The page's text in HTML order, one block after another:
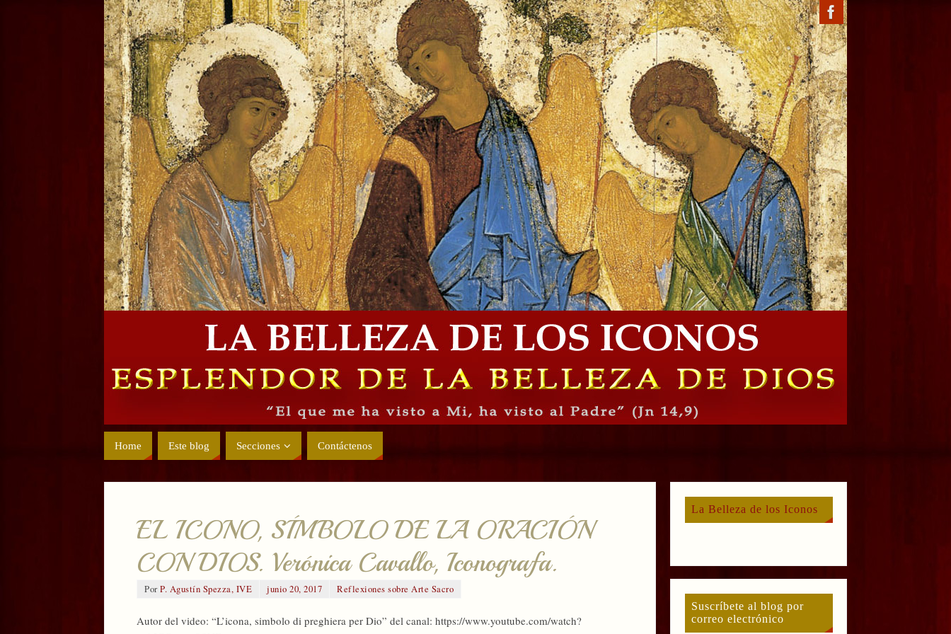
Home Este blog Secciones Contáctenos
EL ICONO, SÍMBOLO DE LA ORACIÓN
CON DIOS. Verónica Cavallo, Iconografa.
PorP. Agustín Spezza, IVE junio 20, 2017 Reflexiones sobre Arte Sacro
Autor del video: “L’icona, simbolo di preghiera per Dio” del canal: https://www.youtube.com/watch?
La Belleza de los Iconos
Suscríbete al blog por
correo electrónico